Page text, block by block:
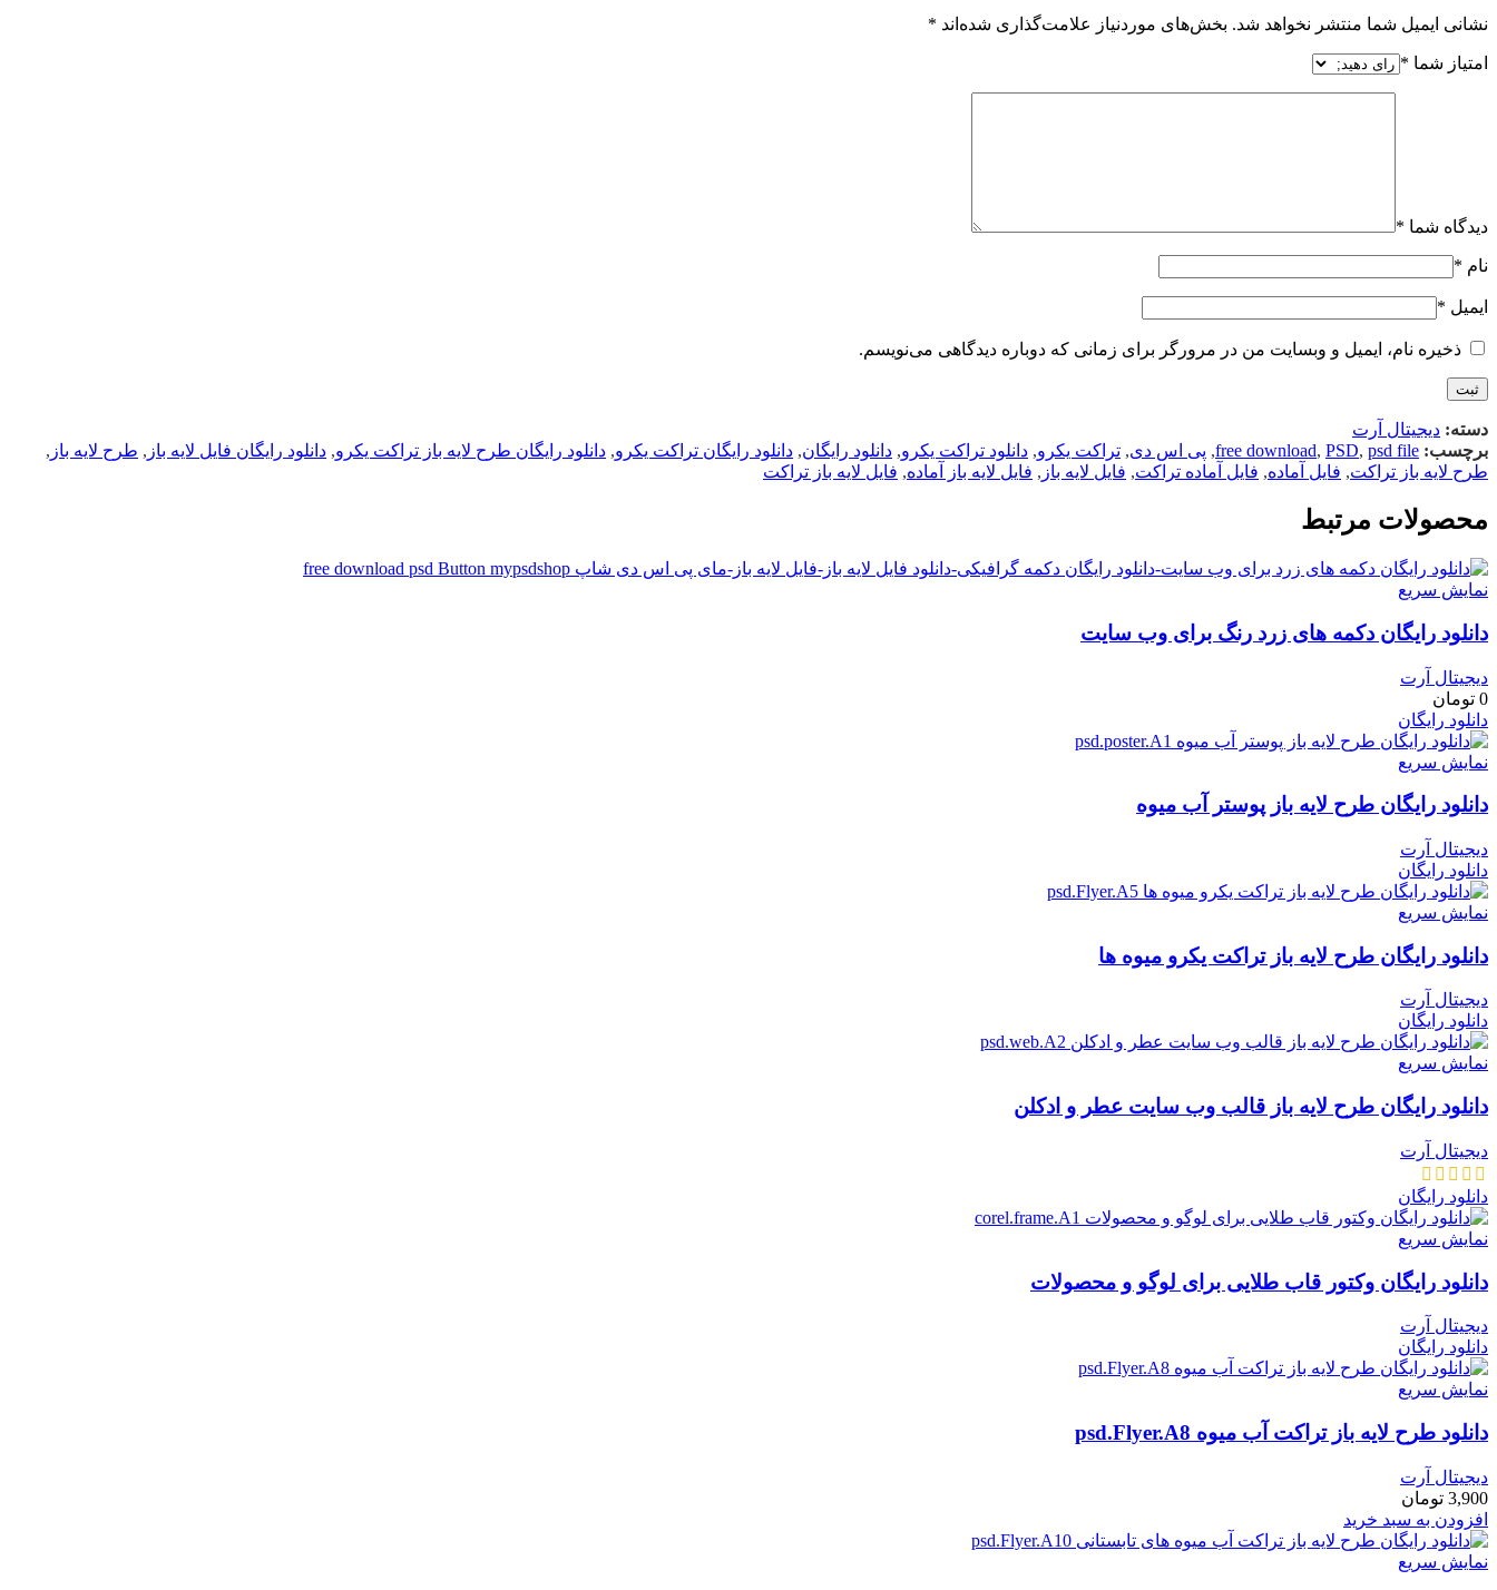
نشانی ایمیل شما منتشر نخواهد شد. بخش‌های موردنیاز علامت‌گذاری شده‌اند *
امتیاز شما *
دیدگاه شما *
نام *
ایمیل *
ذخیره نام، ایمیل و وبسایت من در مرورگر برای زمانی که دوباره دیدگاهی می‌نویسم.
دسته: دیجیتال آرت
برچسب:
free download, PSD, psd file
, پی اس دی, تراکت یکرو, دانلود تراکت یکرو, دانلود رایگان, دانلود رایگان تراکت یکرو, دانلود رایگان طرح لایه باز تراکت یکرو, دانلود رایگان فایل لایه باز , طرح لایه باز ,
طرح لایه باز تراکت, فایل آماده, فایل آماده تراکت, فایل لایه باز , فایل لایه باز آماده, فایل لایه باز تراکت
محصولات مرتبط
نمایش سریع
دانلود رایگان دکمه های زرد رنگ برای وب سایت
دیجیتال آرت
0 تومان
دانلود رایگان
نمایش سریع
دانلود رایگان طرح لايه باز پوستر آب میوه
دیجیتال آرت
دانلود رایگان
نمایش سریع
دانلود رایگان طرح لايه باز تراکت یکرو میوه ها
دیجیتال آرت
دانلود رایگان
نمایش سریع
دانلود رایگان طرح لایه باز قالب وب سایت عطر و ادکلن
دیجیتال آرت
دانلود رایگان
نمایش سریع
دانلود رایگان وکتور قاب طلایی برای لوگو و محصولات
دیجیتال آرت
دانلود رایگان
نمایش سریع
دانلود طرح لايه باز تراکت آب میوه psd.Flyer.A8
دیجیتال آرت
3,900 تومان
افزودن به سبد خرید
نمایش سریع